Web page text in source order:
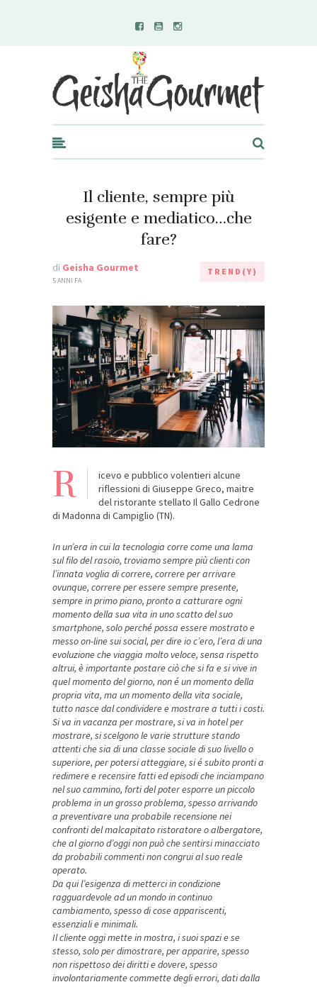
Geisha Gourmet
Il cliente, sempre più
esigente e mediatico…che
fare?
di Geisha Gourmet
5 ANNI FA
TREND(Y)
R
icevo e pubblico volentieri alcune
riflessioni di Giuseppe Greco, maitre
del ristorante stellato Il Gallo Cedrone
di Madonna di Campiglio (TN).
In un’era in cui la tecnologia corre come una lama
sul filo del rasoio, troviamo sempre più clienti con
l’innata voglia di correre, correre per arrivare
ovunque, correre per essere sempre presente,
sempre in primo piano, pronto a catturare ogni
momento della sua vita in uno scatto del suo
smartphone, solo perché possa essere mostrato e
messo on-line sui social, per dire io c’ero, l’era di una
evoluzione che viaggia molto veloce, sensa rispetto
altrui, è importante postare ciò che si fa e si vive in
quel momento del giorno, non é un momento della
propria vita, ma un momento della vita sociale,
tutto nasce dal condividere e mostrare a tutti i costi.
Si va in vacanza per mostrare, si va in hotel per
mostrare, si scelgono le varie strutture stando
attenti che sia di una classe sociale di suo livello o
superiore, per potersi atteggiare, si é subito pronti a
redimere e recensire fatti ed episodi che inciampano
nel suo cammino, forti del poter esporre un piccolo
problema in un grosso problema, spesso arrivando
a preventivare una probabile recensione nei
confronti del malcapitato ristoratore o albergatore,
che al giorno d’oggi non può che sentirsi minacciato
da probabili commenti non congrui al suo reale
operato.
Da qui l’esigenza di metterci in condizione
ragguardevole ad un mondo in continuo
cambiamento, spesso di cose appariscenti,
essenziali e minimali.
Il cliente oggi mette in mostra, i suoi spazi e se
stesso, solo per dimostrare, per apparire, spesso
non rispettoso dei diritti e dovere, spesso
involontariamente commette degli errori, dati dalla